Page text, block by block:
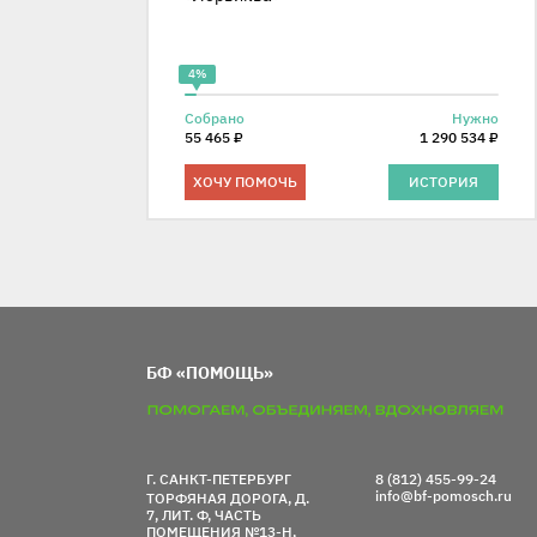
4%
Собрано
55 465 ₽
Нужно
1 290 534 ₽
ХОЧУ ПОМОЧЬ ИСТОРИЯ
БФ «ПОМОЩЬ»
Г. САНКТ-ПЕТЕРБУРГ
ТОРФЯНАЯ ДОРОГА, Д.
7, ЛИТ. Ф, ЧАСТЬ
ПОМЕЩЕНИЯ №13-Н,
8 (812) 455-99-24
info@bf-pomosch.ru